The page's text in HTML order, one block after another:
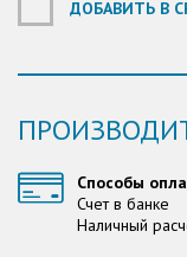
ДОБАВИТЬ В
Способы
Счет в банке
Наличный